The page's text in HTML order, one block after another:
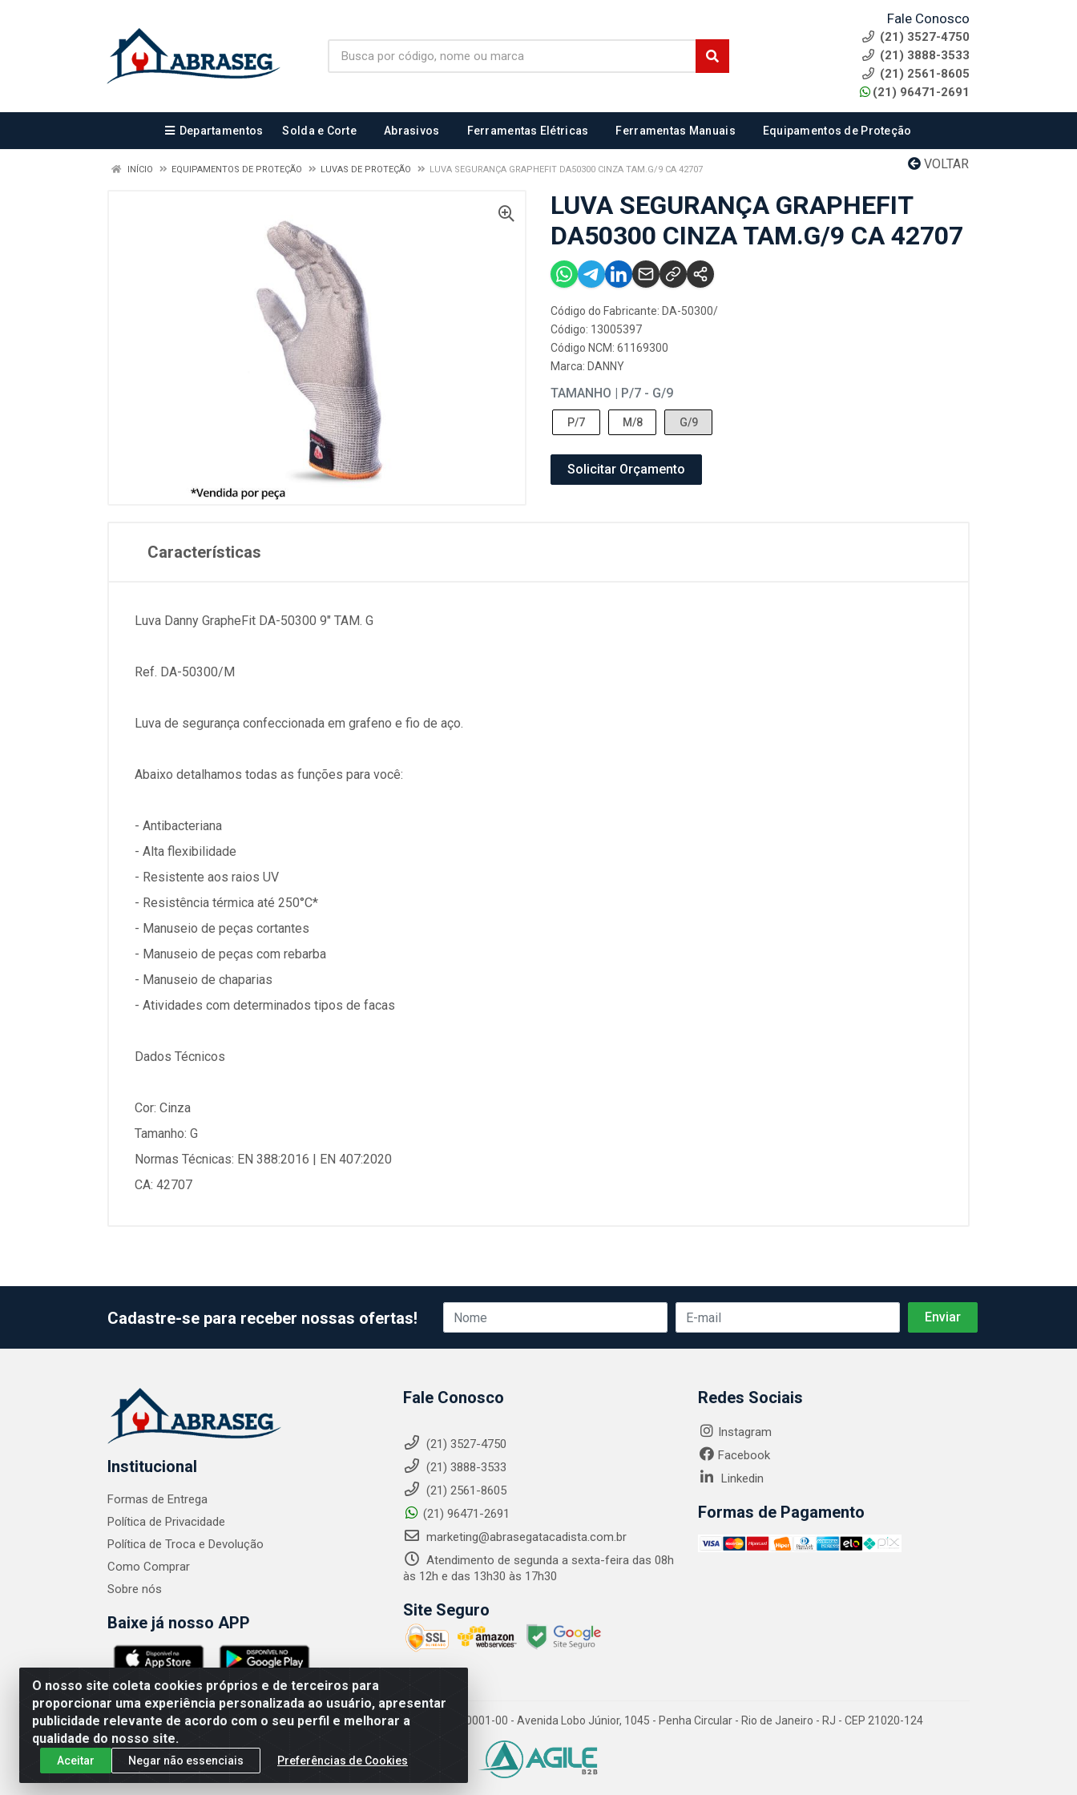
Fale Conosco
(21) 3527-4750
(21) 3888-3533
(21) 2561-8605
(21) 96471-2691
Departamentos Solda e Corte Abrasivos Ferramentas Elétricas Ferramentas Manuais Equipamentos de Proteção
VOLTAR
INÍCIO EQUIPAMENTOS DE PROTEÇÃO LUVAS DE PROTEÇÃO LUVA SEGURANÇA GRAPHEFIT DA50300 CINZA TAM.G/9 CA 42707
LUVA SEGURANÇA GRAPHEFIT
DA50300 CINZA TAM.G/9 CA 42707
Código do Fabricante: DA-50300/
Código: 13005397
Código NCM: 61169300
Marca: DANNY
TAMANHO | P/7 - G/9
P/7 M/8 G/9
Solicitar Orçamento
Características
Luva Danny GrapheFit DA-50300 9" TAM. G
Ref. DA-50300/M
Luva de segurança confeccionada em grafeno e fio de aço.
Abaixo detalhamos todas as funções para você:
- Antibacteriana
- Alta flexibilidade
- Resistente aos raios UV
- Resistência térmica até 250°C*
- Manuseio de peças cortantes
- Manuseio de peças com rebarba
- Manuseio de chaparias
- Atividades com determinados tipos de facas
Dados Técnicos
Cor: Cinza
Tamanho: G
Normas Técnicas: EN 388:2016 | EN 407:2020
CA: 42707
O nosso site coleta cookies próprios e de terceiros para
proporcionar uma experiência personalizada ao usuário, apresentar
publicidade relevante de acordo com o seu perfil e melhorar a
qualidade do nosso site.
Aceitar Negar não essenciais Preferências de Cookies
Cadastre-se para receber nossas ofertas!
Institucional
Formas de Entrega
Política de Privacidade
Política de Troca e Devolução
Como Comprar
Sobre nós
Baixe já nosso APP
Fale Conosco
(21) 3527-4750
(21) 3888-3533
(21) 2561-8605
(21) 96471-2691
marketing@abrasegatacadista.com.br
Atendimento de segunda a sexta-feira das 08h
às 12h e das 13h30 às 17h30
Site Seguro
Redes Sociais
Instagram
Facebook
Linkedin
Formas de Pagamento
ABRASEG COMÉRCIO ATACADISTA LTDA - CNPJ: 10.894.768/0001-00 - Avenida Lobo Júnior, 1045 - Penha Circular - Rio de Janeiro - RJ - CEP 21020-124